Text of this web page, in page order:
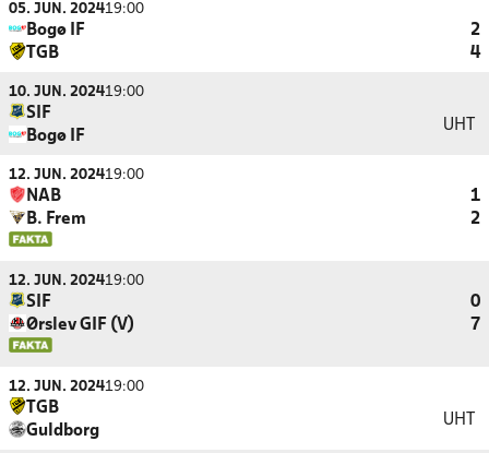
05. JUN. 202419:00
Bogø IF
2
TGB
4
10. JUN. 202419:00
SIF
Bogø IF
UHT
12. JUN. 202419:00
NAB
1
B. Frem
2
12. JUN. 202419:00
SIF
0
Ørslev GIF (V)
7
12. JUN. 202419:00
TGB
Guldborg
UHT